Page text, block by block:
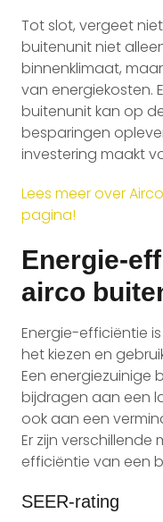
Tot slot, vergeet
buitenunit niet
binnenklimaat,
van energiekosten.
buitenunit kan op
besparingen
investering maakt
Lees meer over
pagina!
Energie-
airco
Energie-efficiëntie
het kiezen en
Een energiezuinige
bijdragen aan een
ook aan een
Er zijn
efficiëntie van een
SEER-rating